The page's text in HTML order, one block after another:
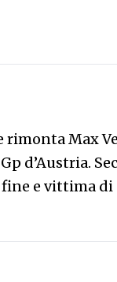
rimonta Max
d’Austria.
e vittima di